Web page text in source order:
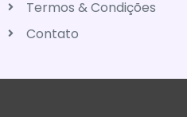
Termos & Condições
Contato